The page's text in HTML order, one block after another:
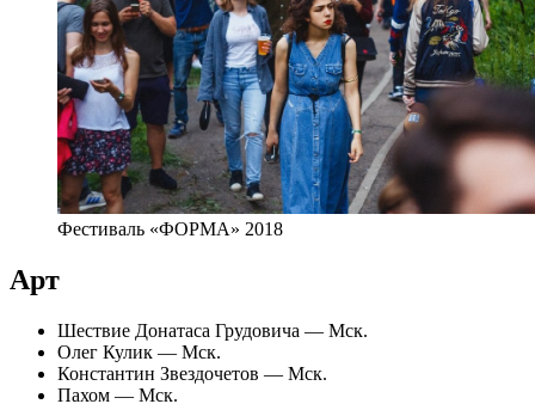
Фестиваль «ФОРМА» 2018
Арт
Шествие Донатаса Грудовича — Мск.
Олег Кулик — Мск.
Константин Звездочетов — Мск.
Пахом — Мск.